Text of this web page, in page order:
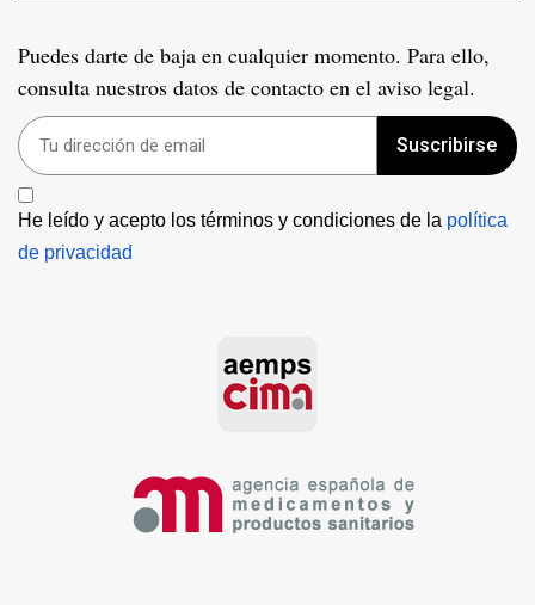
Puedes darte de baja en cualquier momento. Para ello,
consulta nuestros datos de contacto en el aviso legal.
Suscribirse
He leído y acepto los términos y condiciones de la política
de privacidad